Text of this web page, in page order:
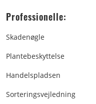
Professionelle:
Skadenøgle
Plantebeskyttelse
Handelspladsen
Sorteringsvejledning